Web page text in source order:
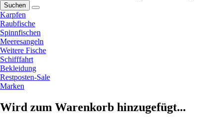
Suchen
Karpfen
Raubfische
Spinnfischen
Meeresangeln
Weitere Fische
Schifffahrt
Bekleidung
Restposten-Sale
Marken
Wird zum Warenkorb hinzugefügt...